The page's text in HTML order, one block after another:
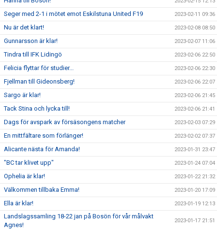
Seger med 2-1 i mötet emot Eskilstuna United F19 2023-02-11 09:36
Nu är det klart! 2023-02-08 08:50
Gunnarsson är klar! 2023-02-07 11:06
Tindra till IFK Lidingö 2023-02-06 22:50
Felicia flyttar för studier... 2023-02-06 22:30
Fjellman till Gideonsberg! 2023-02-06 22:07
Sargo är klar! 2023-02-06 21:45
Tack Stina och lycka till! 2023-02-06 21:41
Dags för avspark av försäsongens matcher 2023-02-03 07:29
En mittfältare som förlänger! 2023-02-02 07:37
Alicante nästa för Amanda! 2023-01-31 23:47
"BC tar klivet upp" 2023-01-24 07:04
Ophelia är klar! 2023-01-22 21:32
Välkommen tillbaka Emma! 2023-01-20 17:09
Ella är klar! 2023-01-19 12:13
Landslagssamling 18-22 jan på Bosön för vår målvakt
Agnes!
2023-01-17 21:51